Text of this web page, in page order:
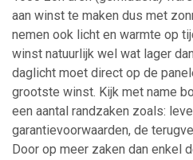
aan winst te maken dus met
nemen ook licht en warmte op
winst natuurlijk wel wat lager
daglicht moet direct op de
grootste winst. Kijk met name
een aantal randzaken zoals:
garantievoorwaarden, de
Door op meer zaken dan enkel